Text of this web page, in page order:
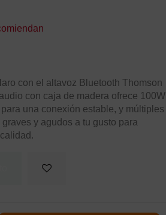
con el altavoz Bluetooth Thomson
con caja de madera ofrece 100W
una conexión estable, y múltiples
y agudos a tu gusto para